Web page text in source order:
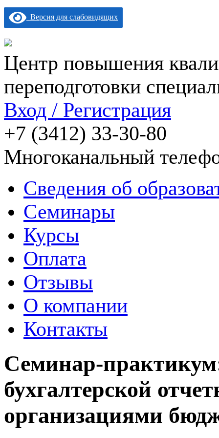
Версия для слабовидящих
Центр повышения
переподготовки
Вход / Регистрация
+7 (3412) 33-30-80
Многоканальный
Сведения об
Семинары
Курсы
Оплата
Отзывы
О компании
Контакты
Семинар-
бухгалтерской
организациями